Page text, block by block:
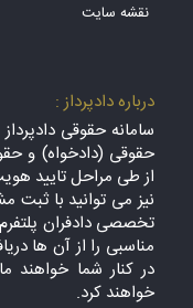
نقشه سایت
درباره دادپرداز :
سامانه حقوقی
حقوقی (دادخواه) و
از طی مراحل تایید
نیز می توانید با
تخصصی دادفران
مناسبی را از آن ها
در کنار شما خواهند
خواهند کرد.